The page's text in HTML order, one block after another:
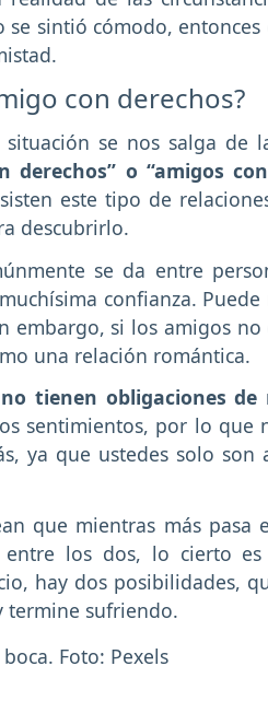
se sintió cómodo,
con derechos?
se nos salga de
derechos” o “amigos
este tipo de
descubrirlo.
se da entre
confianza.
embargo, si los amigos no
una relación romántica.
tienen obligaciones
sentimientos, por lo que
ya que ustedes solo son
que mientras más pasa
los dos, lo cierto
hay dos posibilidades,
termine sufriendo.